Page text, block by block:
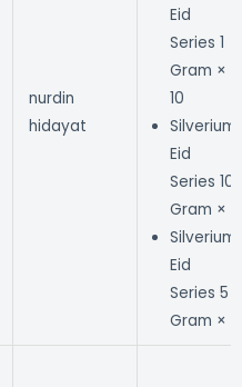
nurdin
hidayat
Eid
Series 1
Gram ×
10
Silverium
Eid
Series 10
Gram × 1
Silverium
Eid
Series 5
Gram × 1